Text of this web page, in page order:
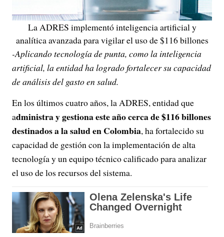
La ADRES implementó inteligencia artificial y
analítica avanzada para vigilar el uso de $116 billones
-Aplicando tecnología de punta, como la inteligencia
artificial, la entidad ha logrado fortalecer su capacidad
de análisis del gasto en salud.
En los últimos cuatro años, la ADRES, entidad que
administra y gestiona este año cerca de $116 billones
destinados a la salud en Colombia, ha fortalecido su
capacidad de gestión con la implementación de alta
tecnología y un equipo técnico calificado para analizar
el uso de los recursos del sistema.